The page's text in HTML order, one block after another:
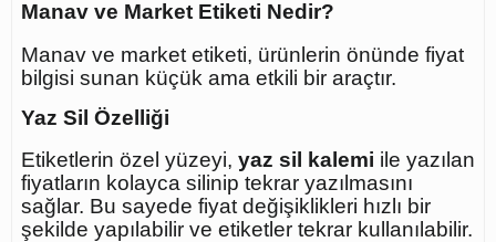
Manav ve Market Etiketi Nedir?
Manav ve market etiketi, ürünlerin önünde fiyat
bilgisi sunan küçük ama etkili bir araçtır.
Yaz Sil Özelliği
Etiketlerin özel yüzeyi, yaz sil kalemi ile yazılan
fiyatların kolayca silinip tekrar yazılmasını
sağlar. Bu sayede fiyat değişiklikleri hızlı bir
şekilde yapılabilir ve etiketler tekrar kullanılabilir.